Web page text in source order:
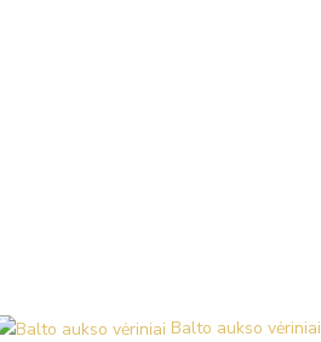
Balto aukso vėriniai